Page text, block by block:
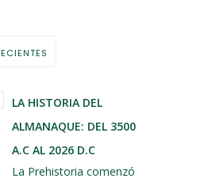
LA HISTORIA DEL
ALMANAQUE: DEL 3500
A.C AL 2026 D.C
La Prehistoria comenzó